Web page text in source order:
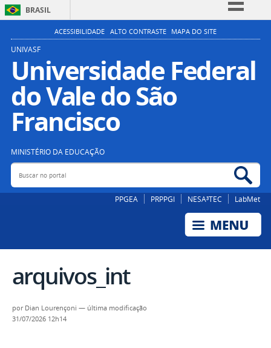
BRASIL
Simplifique!
Participe
Acesso à informação
Legislação
ACESSIBILIDADE ALTO CONTRASTE MAPA DO SITE
UNIVASF
Universidade Federal
do Vale do São
Francisco
MINISTÉRIO DA EDUCAÇÃO
Buscar no portal
PPGEA PRPPGI NESA³TEC LabMet
arquivos_int
por Dian Lourençoni — última modificação
31/07/2026 12h14